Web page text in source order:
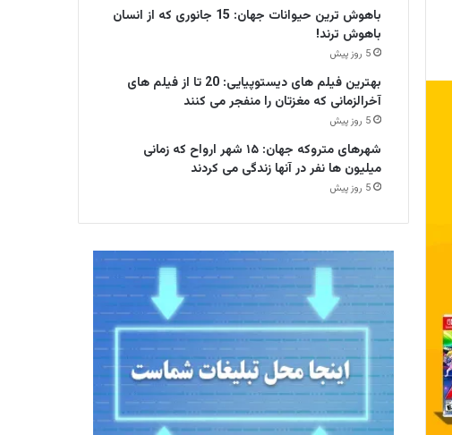
باهوش ترین حیوانات جهان: 15 جانوری که از انسان
باهوش ترند!
5 روز پیش
بهترین فیلم های دیستوپیایی: 20 تا از فیلم های
آخرالزمانی که مغزتان را منفجر می کنند
5 روز پیش
شهرهای متروکه جهان: ۱۵ شهر ارواح که زمانی
میلیون ها نفر در آنها زندگی می کردند
5 روز پیش